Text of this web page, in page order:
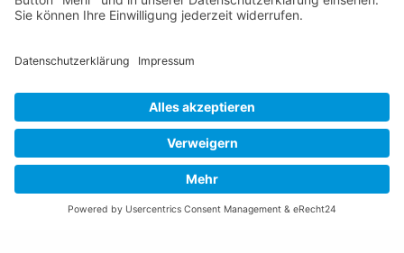
Otto-von-Guericke-Straße 5
39104 Magedeburg